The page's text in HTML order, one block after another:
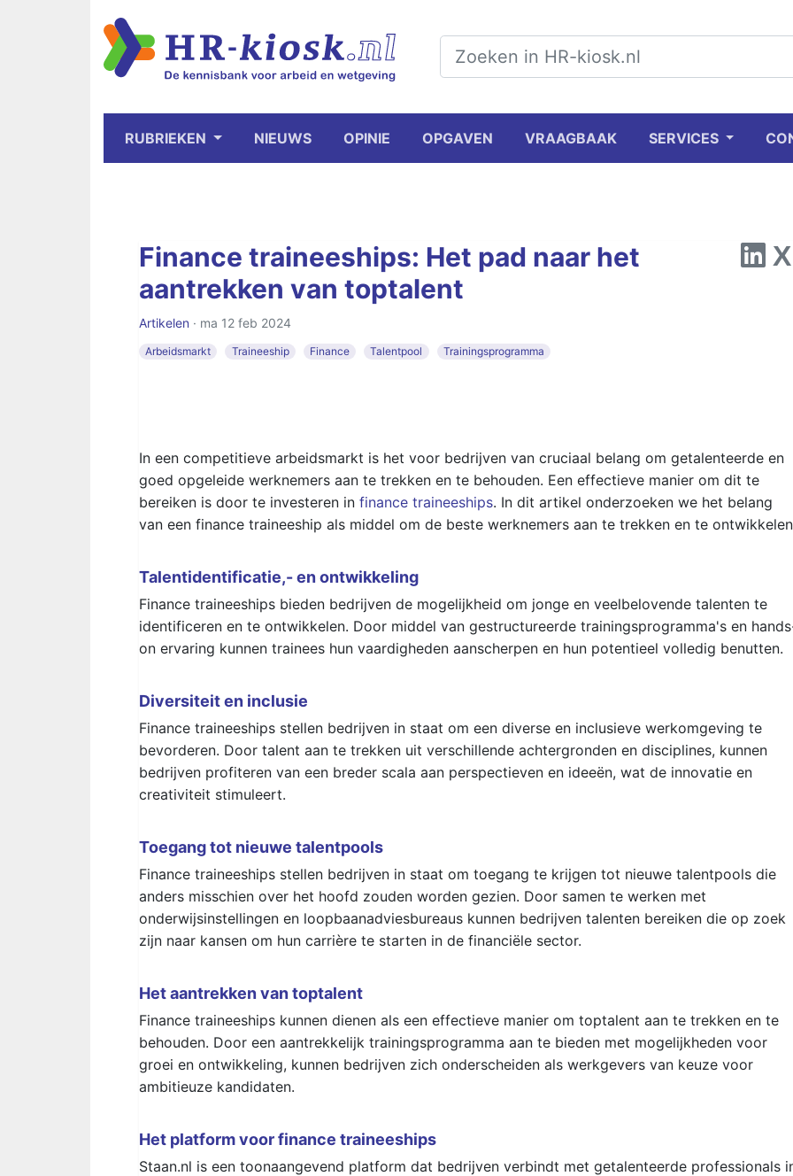
RUBRIEKEN NIEUWS OPINIE OPGAVEN VRAAGBAAK SERVICES
Finance traineeships: Het pad naar het
aantrekken van toptalent
Artikelen · ma 12 feb 2024
Arbeidsmarkt Traineeship Finance Talentpool Trainingsprogramma
In een competitieve arbeidsmarkt is het voor bedrijven van cruciaal belang om getalenteerde en
goed opgeleide werknemers aan te trekken en te behouden. Een effectieve manier om dit te
bereiken is door te investeren in finance traineeships. In dit artikel onderzoeken we het belang
van een finance traineeship als middel om de beste werknemers aan te trekken en te
Talentidentificatie,- en ontwikkeling
Finance traineeships bieden bedrijven de mogelijkheid om jonge en veelbelovende talenten te
identificeren en te ontwikkelen. Door middel van gestructureerde trainingsprogramma's en
on ervaring kunnen trainees hun vaardigheden aanscherpen en hun potentieel volledig benutten.
Diversiteit en inclusie
Finance traineeships stellen bedrijven in staat om een diverse en inclusieve werkomgeving te
bevorderen. Door talent aan te trekken uit verschillende achtergronden en disciplines, kunnen
bedrijven profiteren van een breder scala aan perspectieven en ideeën, wat de innovatie en
creativiteit stimuleert.
Toegang tot nieuwe talentpools
Finance traineeships stellen bedrijven in staat om toegang te krijgen tot nieuwe talentpools die
anders misschien over het hoofd zouden worden gezien. Door samen te werken met
onderwijsinstellingen en loopbaanadviesbureaus kunnen bedrijven talenten bereiken die op zoek
zijn naar kansen om hun carrière te starten in de financiële sector.
Het aantrekken van toptalent
Finance traineeships kunnen dienen als een effectieve manier om toptalent aan te trekken en te
behouden. Door een aantrekkelijk trainingsprogramma aan te bieden met mogelijkheden voor
groei en ontwikkeling, kunnen bedrijven zich onderscheiden als werkgevers van keuze voor
ambitieuze kandidaten.
Het platform voor finance traineeships
Staan.nl is een toonaangevend platform dat bedrijven verbindt met getalenteerde professionals